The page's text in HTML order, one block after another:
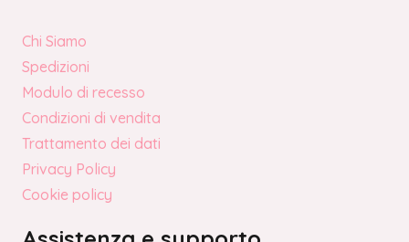
Chi Siamo
Spedizioni
Modulo di recesso
Condizioni di vendita
Trattamento dei dati
Privacy Policy
Cookie policy